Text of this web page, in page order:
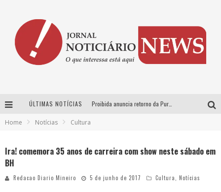
ÚLTIMAS NOTÍCIAS Proibida anuncia retorno da Puro Malte Extra e consolida trajetória de democratização cervejeira no Brasil
Home Notícias Cultura
Ira! comemora 35 anos de carreira com show neste sábado em
BH
Redacao Diario Mineiro 5 de junho de 2017 Cultura Notícias